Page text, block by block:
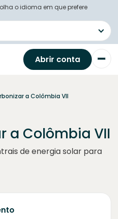
o idioma em que prefere
Abrir conta
a Colômbia VII
a Colômbia VII
de energia solar para